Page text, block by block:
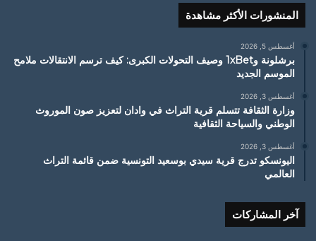
المنشورات الأكثر مشاهدة
أغسطس 5, 2026
برشلونة و1xBet وصيف التحولات الكبرى: كيف ترسم الانتقالات ملامح
الموسم الجديد
أغسطس 3, 2026
وزارة الثقافة تتسلم قرية التراث في وادان لتعزيز صون الموروث
الوطني والسياحة الثقافية
أغسطس 3, 2026
اليونسكو تدرج قرية سيدي بوسعيد التونسية ضمن قائمة التراث
العالمي
آخر المشاركات